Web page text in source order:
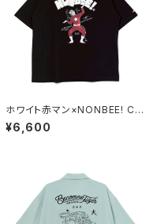
ホワイト赤マン×NONBEE! CO
LLABORATION TEE black/
white
¥6,600